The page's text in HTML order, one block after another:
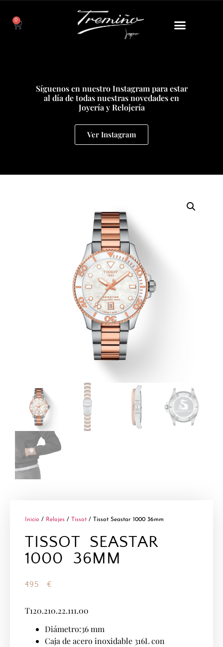
0
Síguenos en nuestro Instagram para estar
al día de todas nuestras novedades en
Joyería y Relojería
Ver Instagram
Inicio / Relojes / Tissot / Tissot Seastar 1000 36mm
TISSOT SEASTAR
1000 36MM
495€
T120.210.22.111.00
Diámetro:36 mm
Caja de acero inoxidable 316L con